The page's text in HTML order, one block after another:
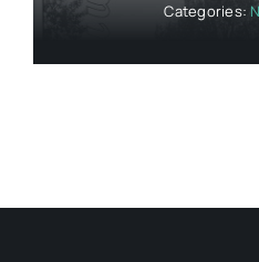
Categories: